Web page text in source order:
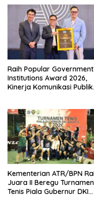
Raih Popular Government
Institutions Award 2026,
Kinerja Komunikasi Publik
Kementerian ATR/BPN
Juara II Beregu Turnamen
Tenis Piala Gubernur DKI